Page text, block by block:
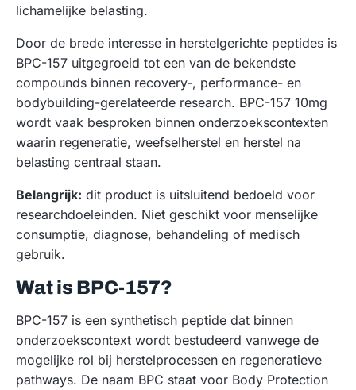
lichamelijke belasting.
Door de brede interesse in herstelgerichte peptides is
BPC-157 uitgegroeid tot een van de bekendste
compounds binnen recovery-, performance- en
bodybuilding-gerelateerde research. BPC-157 10mg
wordt vaak besproken binnen onderzoekscontexten
waarin regeneratie, weefselherstel en herstel na
belasting centraal staan.
Belangrijk: dit product is uitsluitend bedoeld voor
researchdoeleinden. Niet geschikt voor menselijke
consumptie, diagnose, behandeling of medisch
gebruik.
Wat is BPC-157?
BPC-157 is een synthetisch peptide dat binnen
onderzoekscontext wordt bestudeerd vanwege de
mogelijke rol bij herstelprocessen en regeneratieve
pathways. De naam BPC staat voor Body Protection